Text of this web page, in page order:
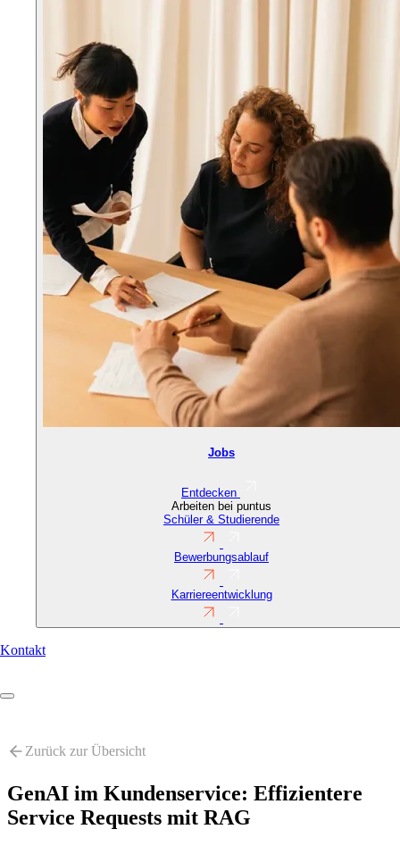
Inhalt
Jobs
Entdecken
Arbeiten bei puntus
Schüler & Studierende
Bewerbungsablauf
Karriereentwicklung
Contact
Kontakt
Zurück zur Übersicht
GenAI im Kundenservice: Effizientere
Service Requests mit RAG